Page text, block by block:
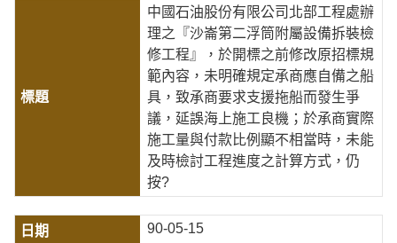
中國石油股份有限公司北部工程處辦
理之『沙崙第二浮筒附屬設備拆裝檢
修工程』，於開標之前修改原招標規
範內容，未明確規定承商應自備之船
具，致承商要求支援拖船而發生爭
議，延誤海上施工良機；於承商實際
施工量與付款比例顯不相當時，未能
及時檢討工程進度之計算方式，仍
按?
90-05-15